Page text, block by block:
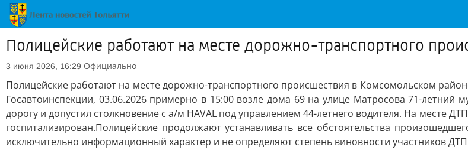
Полицейские работают на месте дорожно-транспортного
3 июня 2026, 16:29 Официально
Полицейские работают на месте дорожно-транспортного происшествия в Комсомольском
Госавтоинспекции, 03.06.2026 примерно в 15:00 возле дома 69 на улице Матросова 71-летний
дорогу и допустил столкновение с а/м HAVAL под управлением 44-летнего водителя. На месте
госпитализирован.Полицейские продолжают устанавливать все обстоятельства
исключительно информационный характер и не определяют степень виновности участников